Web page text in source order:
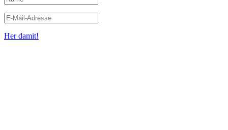
Her damit!